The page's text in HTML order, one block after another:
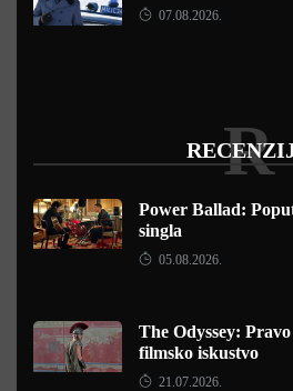
07.08.2026.
R
Power Ballad:
singla
05.08.2026.
The Odyssey:
filmsko iskustvo
21.07.2026.